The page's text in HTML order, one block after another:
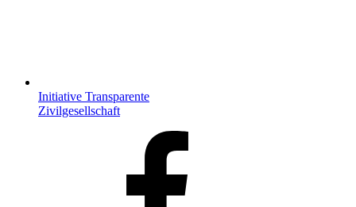
Initiative Transparente
Zivilgesellschaft